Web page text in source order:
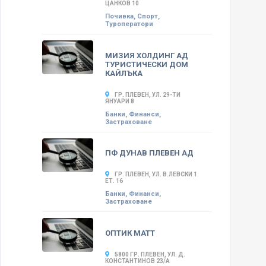
ЦАНКОВ 10
Почивка, Спорт,
Туроператори
МИЗИЯ ХОЛДИНГ АД
ТУРИСТИЧЕСКИ ДОМ
КАЙЛЪКА
ГР. ПЛЕВЕН, УЛ. 29-ТИ
ЯНУАРИ 8
Банки, Финанси,
Застраховане
ПФ ДУНАВ ПЛЕВЕН АД
ГР. ПЛЕВЕН, УЛ. В.ЛЕВСКИ 1
ЕТ. 16
Банки, Финанси,
Застраховане
ОПТИК МАТТ
5800 ГР. ПЛЕВЕН, УЛ. Д.
КОНСТАНТИНОВ 23/А